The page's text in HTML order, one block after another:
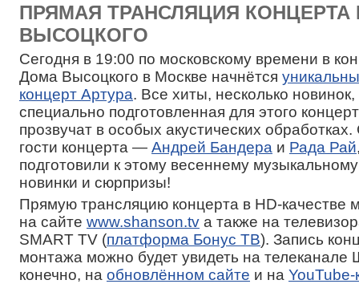
ПРЯМАЯ ТРАНСЛЯЦИЯ КОНЦЕРТА
ВЫСОЦКОГО
Сегодня в 19:00 по московскому времени в
Дома Высоцкого в Москве начнётся
концерт Артура. Все хиты, несколько
специально подготовленная для этого
прозвучат в особых акустических
гости концерта — Андрей Бандера и Рада Рай
подготовили к этому весеннему
новинки и сюрпризы!
Прямую трансляцию концерта в HD-качестве
на сайте www.shanson.tv а также на
SMART TV (платформа Бонус ТВ). Запись
монтажа можно будет увидеть на
конечно, на обновлённом сайте и на